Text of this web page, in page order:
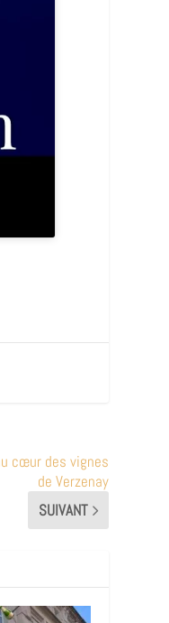
cœur des vignes
de Verzenay
SUIVANT